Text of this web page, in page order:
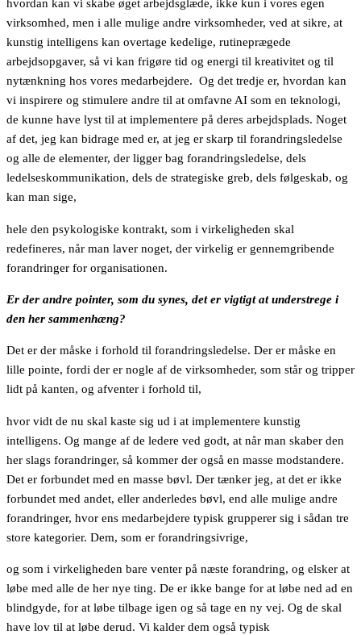
hvordan kan vi skabe øget arbejdsglæde, ikke kun i vores egen
virksomhed, men i alle mulige andre virksomheder, ved at sikre, at
kunstig intelligens kan overtage kedelige, rutineprægede
arbejdsopgaver, så vi kan frigøre tid og energi til kreativitet og til
nytænkning hos vores medarbejdere. Og det tredje er, hvordan kan
vi inspirere og stimulere andre til at omfavne AI som en teknologi,
de kunne have lyst til at implementere på deres arbejdsplads. Noget
af det, jeg kan bidrage med er, at jeg er skarp til forandringsledelse
og alle de elementer, der ligger bag forandringsledelse, dels
ledelseskommunikation, dels de strategiske greb, dels følgeskab, og
kan man sige,
hele den psykologiske kontrakt, som i virkeligheden skal
redefineres, når man laver noget, der virkelig er gennemgribende
forandringer for organisationen.
Er der andre pointer, som du synes, det er vigtigt at understrege i
den her sammenhæng?
Det er der måske i forhold til forandringsledelse. Der er måske en
lille pointe, fordi der er nogle af de virksomheder, som står og tripper
lidt på kanten, og afventer i forhold til,
hvor vidt de nu skal kaste sig ud i at implementere kunstig
intelligens. Og mange af de ledere ved godt, at når man skaber den
her slags forandringer, så kommer der også en masse modstandere.
Det er forbundet med en masse bøvl. Der tænker jeg, at det er ikke
forbundet med andet, eller anderledes bøvl, end alle mulige andre
forandringer, hvor ens medarbejdere typisk grupperer sig i sådan tre
store kategorier. Dem, som er forandringsivrige,
og som i virkeligheden bare venter på næste forandring, og elsker at
løbe med alle de her nye ting. De er ikke bange for at løbe ned ad en
blindgyde, for at løbe tilbage igen og så tage en ny vej. Og de skal
have lov til at løbe derud. Vi kalder dem også typisk